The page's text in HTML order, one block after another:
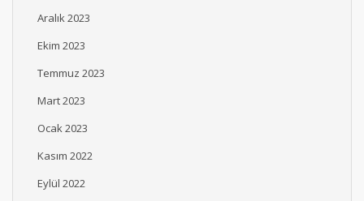
Aralık 2023
Ekim 2023
Temmuz 2023
Mart 2023
Ocak 2023
Kasım 2022
Eylül 2022